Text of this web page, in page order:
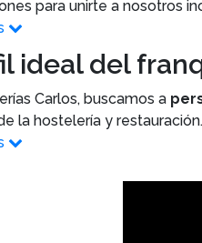
para unirte a nosotros
ideal del
Carlos, buscamos a
la hostelería y restauración.